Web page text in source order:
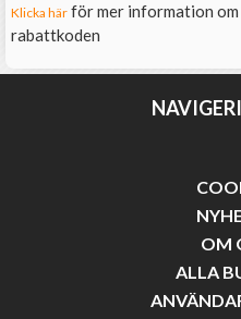
Klicka här för mer information om
rabattkoden
OM
ALLA